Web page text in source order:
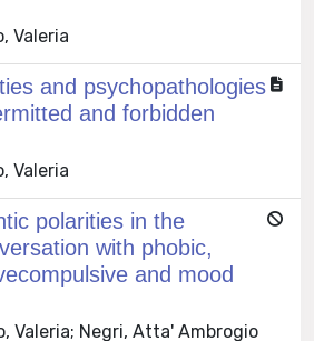
Valeria
and psychopathologies
and forbidden
Valeria
polarities in the
with phobic,
and mood
Valeria; Negri, Atta' Ambrogio